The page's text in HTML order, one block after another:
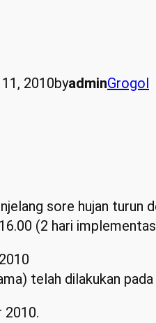
2010byadminGrogol
sore hujan turun
(2 hari
telah dilakukan
2010.